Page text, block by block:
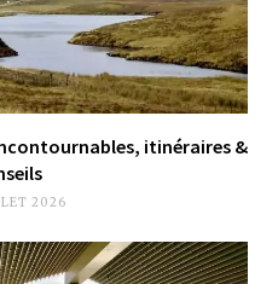
itinéraires &
2026